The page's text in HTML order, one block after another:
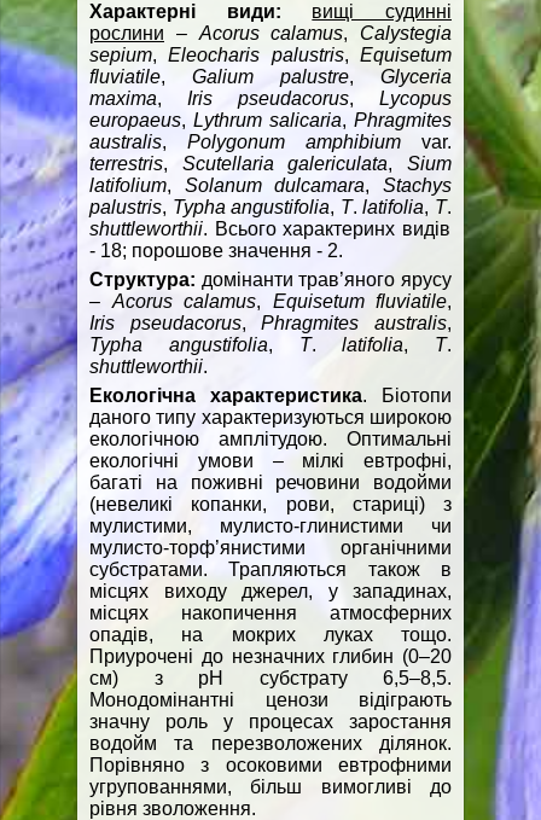
Характерні види:
вищі судинні
рослини – Acorus calamus, Calystegia
sepium,Eleocharis palustris,Equisetum
fluviatile, Galium palustre, Glyceria
maxima, Iris pseudacorus, Lycopus
europaeus, Lythrum salicaria, Phragmites
australis, Polygonum amphibium var.
terrestris, Scutellaria galericulata,Sium
latifolium, Solanum dulcamara,Stachys
palustris, Typha angustifolia, T.latifolia, T.
shuttleworthii. Всього характеринх видів
- 18; порошове значення - 2.
Структура: домінанти трав’яного ярусу
– Acorus calamus, Equisetum fluviatile,
Iris
pseudacorus,Phragmites australis,
Typha
angustifolia, T.latifolia, T.
shuttleworthii.
Екологічна характеристика. Біотопи
даного типу характеризуються широкою
екологічною амплітудою. Оптимальні
екологічні умови – мілкі евтрофні,
багаті на поживні речовини водойми
(невеликі копанки, рови, стариці) з
мулистими, мулисто-глинистими чи
мулисто-торф’янистими органічними
субстратами. Трапляються також в
місцях виходу джерел, у западинах,
місцях накопичення атмосферних
опадів, на мокрих луках тощо.
Приурочені до незначних глибин (0–20
см) з рН субстрату 6,5–8,5.
Монодомінантні ценози відіграють
значну роль у процесах заростання
водойм та перезволожених ділянок.
Порівняно з осоковими евтрофними
угрупованнями, більш вимогливі до
рівня зволоження.